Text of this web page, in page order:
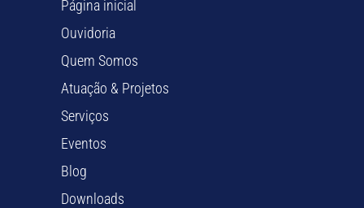
Página inicial
Ouvidoria
Quem Somos
Atuação & Projetos
Serviços
Eventos
Blog
Downloads